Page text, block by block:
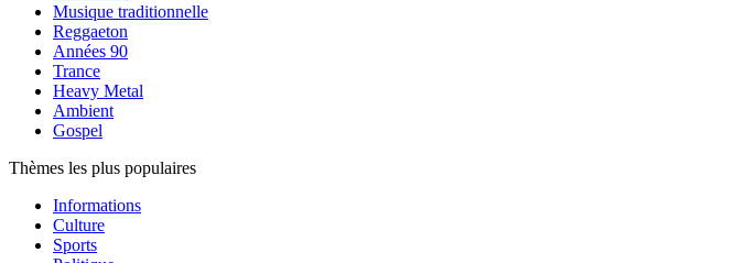
Musique traditionnelle
Reggaeton
Années 90
Trance
Heavy Metal
Ambient
Gospel
Thèmes les plus populaires
Informations
Culture
Sports